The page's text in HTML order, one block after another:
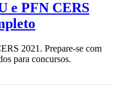
e PFN CERS
2021. Prepare-se com
para concursos.